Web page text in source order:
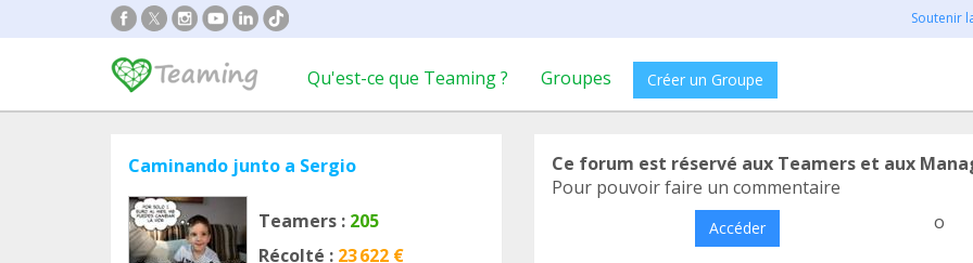
Soutenir
Qu'est-ce que Teaming ? Groupes Créer un Groupe
Caminando junto a Sergio
Teamers : 205
Récolté : 23 622 €
Ce forum est réservé aux Teamers et aux
Pour pouvoir faire un commentaire
Accéder o